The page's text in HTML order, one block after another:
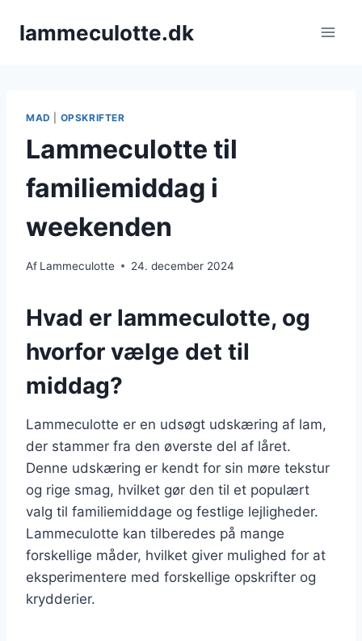
lammeculotte.dk
MAD OPSKRIFTER
Lammeculotte til
familiemiddag i
weekenden
Af Lammeculotte 24. december 2024
Hvad er lammeculotte, og
hvorfor vælge det til
middag?
Lammeculotte er en udsøgt udskæring af lam,
der stammer fra den øverste del af låret.
Denne udskæring er kendt for sin møre tekstur
og rige smag, hvilket gør den til et populært
valg til familiemiddage og festlige lejligheder.
Lammeculotte kan tilberedes på mange
forskellige måder, hvilket giver mulighed for at
eksperimentere med forskellige opskrifter og
krydderier.